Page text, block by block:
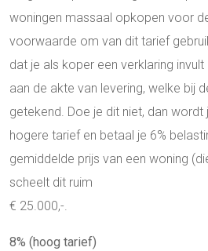
woningen massaal opkopen voor
voorwaarde om van dit tarief
dat je als koper een verklaring
aan de akte van levering, welke bij
getekend. Doe je dit niet, dan
hogere tarief en betaal je 6%
gemiddelde prijs van een woning
scheelt dit ruim
€ 25.000,-.
8% (hoog tarief)